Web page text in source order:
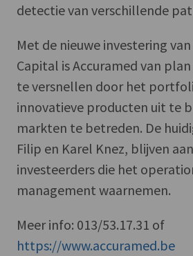
detectie van verschillende
Met de nieuwe investering
Capital is Accuramed van
te versnellen door het
innovatieve producten uit te
markten te betreden. De
Filip en Karel Knez, blijven
investeerders die het
management waarnemen.
Meer info: 013/53.17.31 of
https://www.accuramed.be